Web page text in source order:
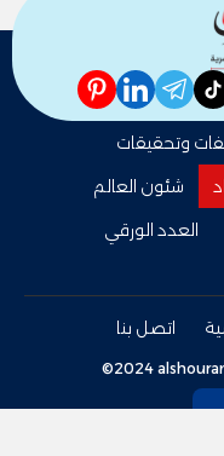
tiktok
telegram
linkedin
pinterest
وتحقيقات
شئون العالم
العدد الورقي
اتصل بنا
©2024